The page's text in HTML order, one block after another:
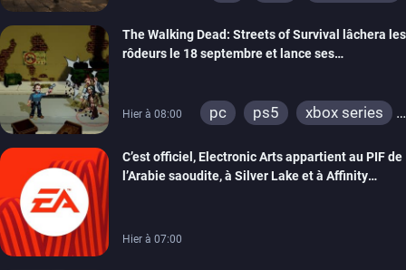
The Walking Dead: Streets of Survival lâchera les
rôdeurs le 18 septembre et lance ses
Hier à 08:00 pc ps5
xbox series
C’est officiel, Electronic Arts appartient au PIF de
l’Arabie saoudite, à Silver Lake et à Affinity
Hier à 07:00